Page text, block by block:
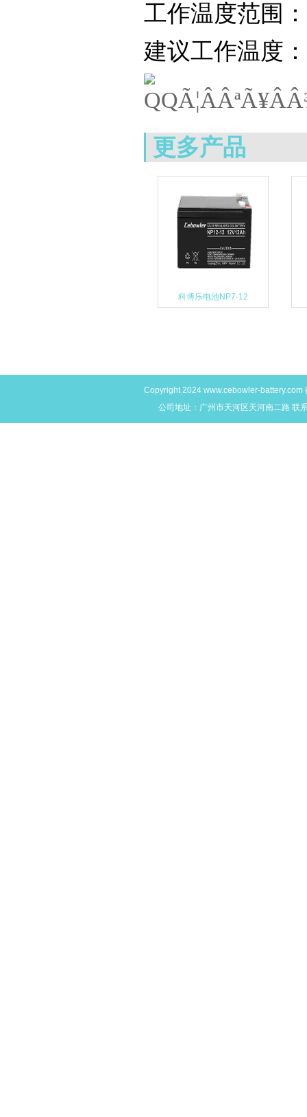
工作温度范围
建议工作温度
更多产品
科博乐电池NP7-12
Copyright 2024 www.cebowler-battery.com
公司地址：广州市天河区天河南二路 联